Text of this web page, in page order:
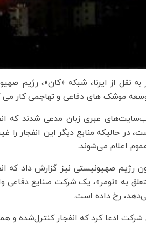
به نقل از ایرنا، شبکه «کان»، رژیم
موشک های دفاعی و تهاجمی کار می
عبری زبان مدعی شدند
در حالیکه منابع دیگر این انفجار را
اعلام می‌شوند.
رژیم صهیونیستی نیز گزارش داد
به «تومر»، یک شرکت صنایع دفاعی
رخ داده است.
شرکت ادعا کرد که انفجار کنترل‌شده و